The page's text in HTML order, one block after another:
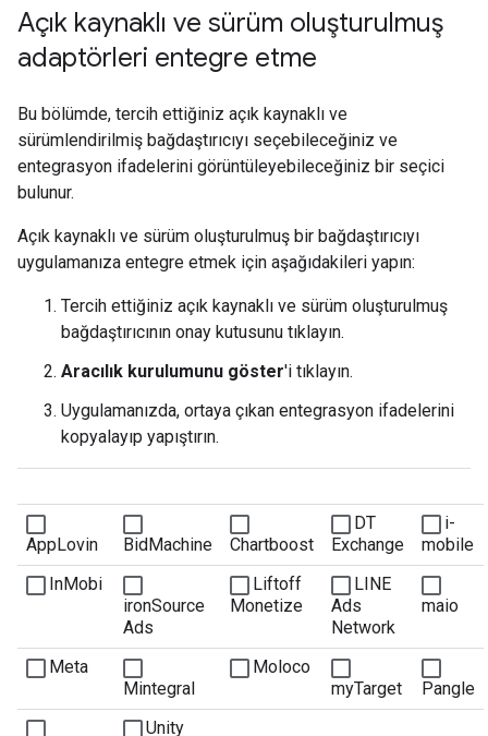
Açık kaynaklı ve sürüm oluşturulmuş
adaptörleri entegre etme
Bu bölümde, tercih ettiğiniz açık kaynaklı ve
sürümlendirilmiş bağdaştırıcıyı seçebileceğiniz ve
entegrasyon ifadelerini görüntüleyebileceğiniz bir seçici
bulunur.
Açık kaynaklı ve sürüm oluşturulmuş bir bağdaştırıcıyı
uygulamanıza entegre etmek için aşağıdakileri yapın:
Tercih ettiğiniz açık kaynaklı ve sürüm oluşturulmuş
bağdaştırıcının onay kutusunu tıklayın.
Aracılık kurulumunu göster'i tıklayın.
Uygulamanızda, ortaya çıkan entegrasyon ifadelerini
kopyalayıp yapıştırın.